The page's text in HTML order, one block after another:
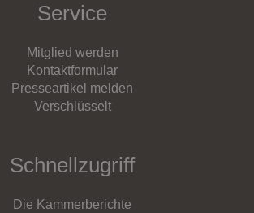
Service
Mitglied werden
Kontaktformular
Presseartikel melden
Verschlüsselt
Schnellzugriff
Die Kammerberichte